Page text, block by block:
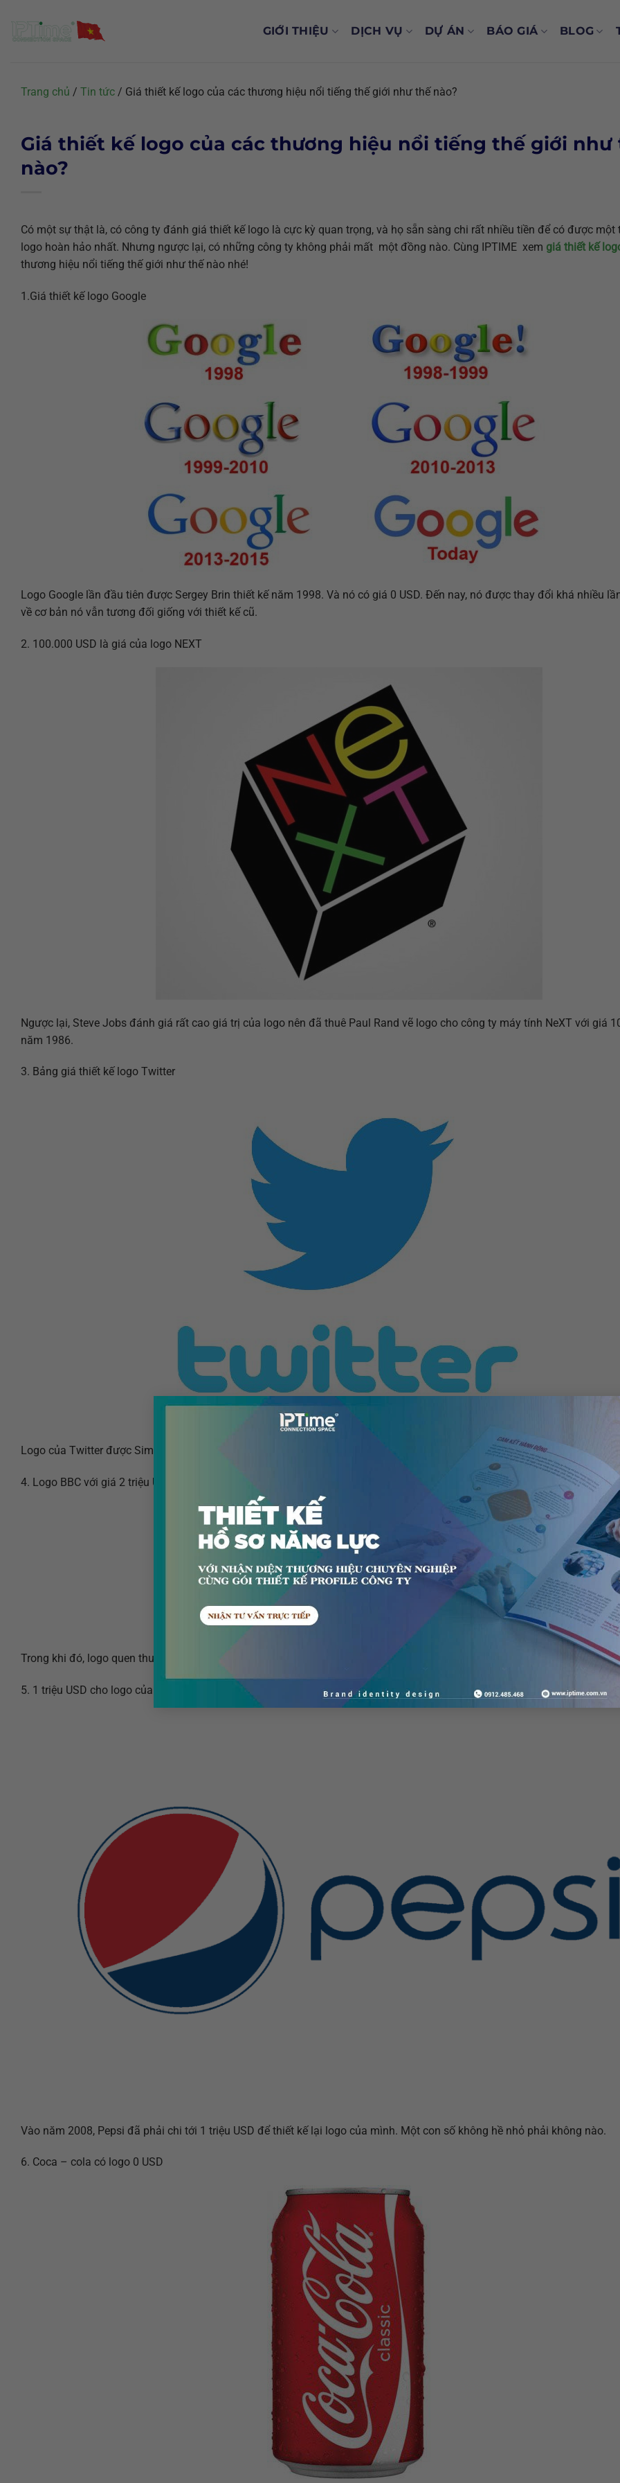
đến
GIỚI THIỆU DỊCH VỤ DỰ ÁN BÁO GIÁ BLOG
Trang chủ / Tin tức / Giá thiết kế logo của các thương hiệu nổi tiếng thế giới như thế nào?
Giá thiết kế logo của các thương hiệu nổi tiếng thế giới như
nào?
Có một sự thật là, có công ty đánh giá thiết kế logo là cực kỳ quan trọng, và họ sẵn sàng chi rất nhiều tiền để có được một
logo hoàn hảo nhất. Nhưng ngược lại, có những công ty không phải mất một đồng nào. Cùng IPTIME xem giá thiết kế
thương hiệu nổi tiếng thế giới như thế nào nhé!
1.Giá thiết kế logo Google
Logo Google lần đầu tiên được Sergey Brin thiết kế năm 1998. Và nó có giá 0 USD. Đến nay, nó được thay đổi khá nhiều
về cơ bản nó vẫn tương đối giống với thiết kế cũ.
2. 100.000 USD là giá của logo NEXT
Ngược lại, Steve Jobs đánh giá rất cao giá trị của logo nên đã thuê Paul Rand vẽ logo cho công ty máy tính NeXT với giá
năm 1986.
3. Bảng giá thiết kế logo Twitter
Logo của Twitter được Simon Oxley vẽ năm 2009 với giá vỏn vẹn 15 USD.
4. Logo BBC với giá 2 triệu USD
Trong khi đó, logo quen thuộc trên trang web của BBC (được thiết kế lại năm 1997) có giá lên tới gần 2 triệu USD.
5. 1 triệu USD cho logo của Pepsi
Vào năm 2008, Pepsi đã phải chi tới 1 triệu USD để thiết kế lại logo của mình. Một con số không hề nhỏ phải không nào.
6. Coca – cola có logo 0 USD